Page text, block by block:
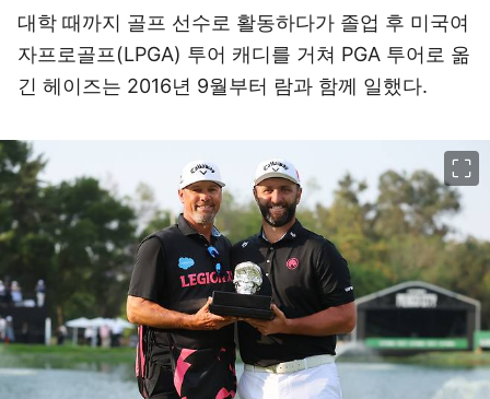
대학 때까지 골프 선수로 활동하다가 졸업 후 미국여
자프로골프(LPGA) 투어 캐디를 거쳐 PGA 투어로 옮
긴 헤이즈는 2016년 9월부터 람과 함께 일했다.